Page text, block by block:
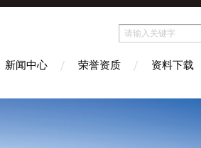
新闻中心 荣誉资质 资料下载